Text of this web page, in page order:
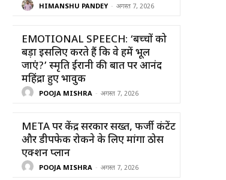
HIMANSHU PANDEY - अगस्त 7, 2026
EMOTIONAL SPEECH: ‘बच्चों को
बड़ा इसलिए करते हैं कि वे हमें भूल
जाएं?’ स्मृति ईरानी की बात पर आनंद
महिंद्रा हुए भावुक
POOJA MISHRA - अगस्त 7, 2026
META पर केंद्र सरकार सख्त, फर्जी कंटेंट
और डीपफेक रोकने के लिए मांगा ठोस
एक्शन प्लान
POOJA MISHRA - अगस्त 7, 2026